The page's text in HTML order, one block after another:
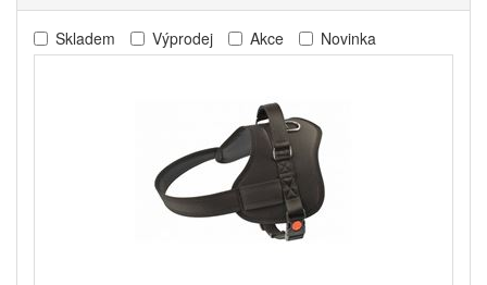
Skladem Výprodej Akce Novinka